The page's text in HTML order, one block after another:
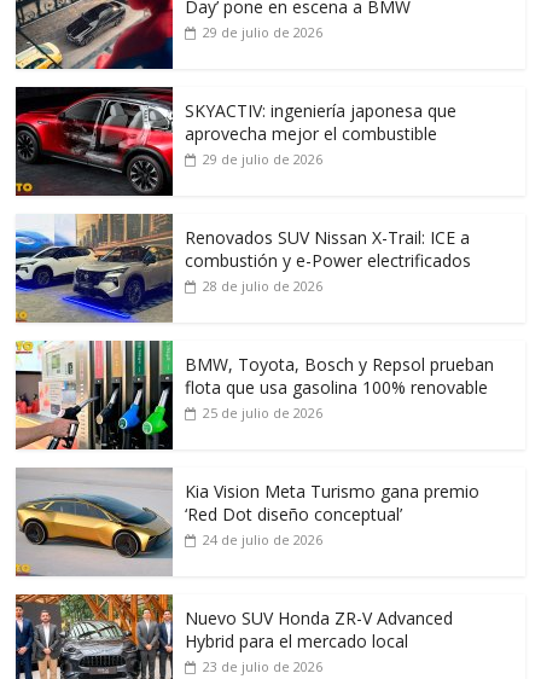
Day’ pone en escena a BMW
29 de julio de 2026
SKYACTIV: ingeniería japonesa que
aprovecha mejor el combustible
29 de julio de 2026
Renovados SUV Nissan X-Trail: ICE a
combustión y e-Power electrificados
28 de julio de 2026
BMW, Toyota, Bosch y Repsol prueban
flota que usa gasolina 100% renovable
25 de julio de 2026
Kia Vision Meta Turismo gana premio
‘Red Dot diseño conceptual’
24 de julio de 2026
Nuevo SUV Honda ZR-V Advanced
Hybrid para el mercado local
23 de julio de 2026